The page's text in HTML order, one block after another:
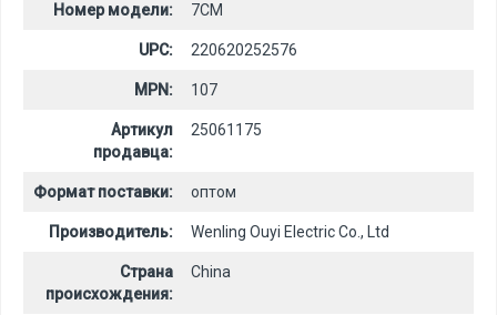
Номер модели: 7CM
UPC: 220620252576
MPN: 107
Артикул
продавца:
25061175
Формат поставки: оптом
Производитель: Wenling Ouyi Electric Co., Ltd
Страна
происхождения:
China